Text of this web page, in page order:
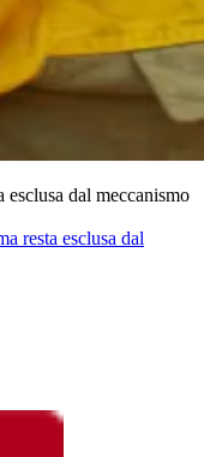
esclusa dal meccanismo
resta esclusa dal